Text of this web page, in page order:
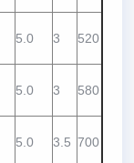
5.0 3 520
5.0 3 580
5.0 3.5 700